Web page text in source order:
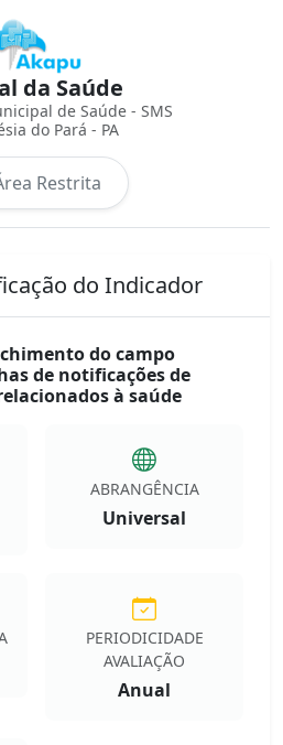
da Saúde
de Saúde - SMS
do Pará - PA
Restrita
do Indicador
do campo
de notificações de
à saúde
ABRANGÊNCIA
Universal
PERIODICIDADE
AVALIAÇÃO
Anual